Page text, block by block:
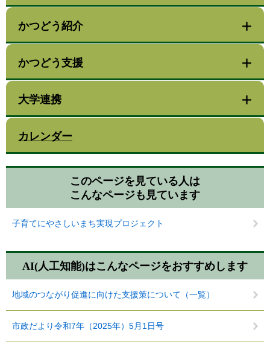
かつどう紹介
かつどう支援
大学連携
カレンダー
このページを見ている人は
こんなページも見ています
子育てにやさしいまち実現プロジェクト
AI(人工知能)はこんなページをおすすめします
地域のつながり促進に向けた支援策について（一覧）
市政だより令和7年（2025年）5月1日号